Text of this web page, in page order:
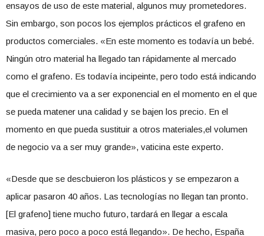
ensayos de uso de este material, algunos muy prometedores.
Sin embargo, son pocos los ejemplos prácticos el grafeno en
productos comerciales. «En este momento es todavía un bebé.
Ningún otro material ha llegado tan rápidamente al mercado
como el grafeno. Es todavía incipeinte, pero todo está indicando
que el crecimiento va a ser exponencial en el momento en el que
se pueda matener una calidad y se bajen los precio. En el
momento en que pueda sustituir a otros materiales,el volumen
de negocio va a ser muy grande», vaticina este experto.
«Desde que se descbuieron los plásticos y se empezaron a
aplicar pasaron 40 años. Las tecnologías no llegan tan pronto.
[El grafeno] tiene mucho futuro, tardará en llegar a escala
masiva, pero poco a poco está llegando». De hecho, España